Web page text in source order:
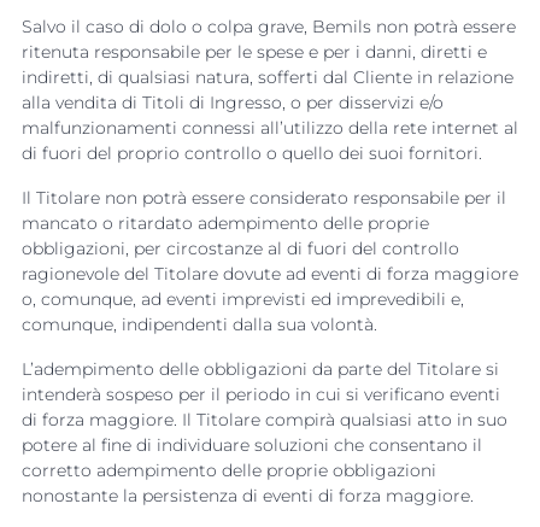
Salvo il caso di dolo o colpa grave, Bemils non potrà essere
ritenuta responsabile per le spese e per i danni, diretti e
indiretti, di qualsiasi natura, sofferti dal Cliente in relazione
alla vendita di Titoli di Ingresso, o per disservizi e/o
malfunzionamenti connessi all’utilizzo della rete internet al
di fuori del proprio controllo o quello dei suoi fornitori.
Il Titolare non potrà essere considerato responsabile per il
mancato o ritardato adempimento delle proprie
obbligazioni, per circostanze al di fuori del controllo
ragionevole del Titolare dovute ad eventi di forza maggiore
o, comunque, ad eventi imprevisti ed imprevedibili e,
comunque, indipendenti dalla sua volontà.
L’adempimento delle obbligazioni da parte del Titolare si
intenderà sospeso per il periodo in cui si verificano eventi
di forza maggiore. Il Titolare compirà qualsiasi atto in suo
potere al fine di individuare soluzioni che consentano il
corretto adempimento delle proprie obbligazioni
nonostante la persistenza di eventi di forza maggiore.